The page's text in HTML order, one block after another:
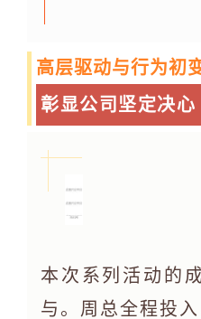
高层驱动与行为初
彰显公司坚定决心
本次系列活动的
与。周总全程投